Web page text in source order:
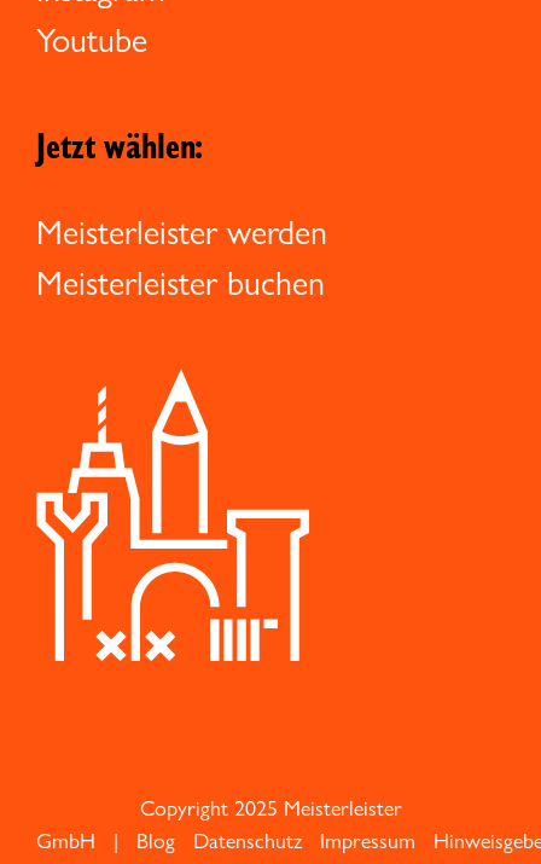
Youtube
Jetzt wählen:
Meisterleister werden
Meisterleister buchen
Copyright 2025 Meisterleister
GmbH | Blog Datenschutz Impressum